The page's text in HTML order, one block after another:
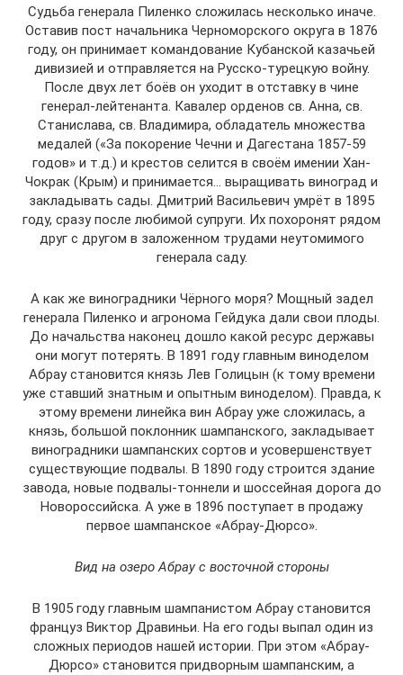
Судьба генерала Пиленко сложилась несколько иначе.
Оставив пост начальника Черноморского округа в 1876
году, он принимает командование Кубанской казачьей
дивизией и отправляется на Русско-турецкую войну.
После двух лет боёв он уходит в отставку в чине
генерал-лейтенанта. Кавалер орденов св. Анна, св.
Станислава, св. Владимира, обладатель множества
медалей («За покорение Чечни и Дагестана 1857-59
годов» и т.д.) и крестов селится в своём имении Хан-
Чокрак (Крым) и принимается… выращивать виноград и
закладывать сады. Дмитрий Васильевич умрёт в 1895
году, сразу после любимой супруги. Их похоронят рядом
друг с другом в заложенном трудами неутомимого
генерала саду.
А как же виноградники Чёрного моря? Мощный задел
генерала Пиленко и агронома Гейдука дали свои плоды.
До начальства наконец дошло какой ресурс державы
они могут потерять. В 1891 году главным виноделом
Абрау становится князь Лев Голицын (к тому времени
уже ставший знатным и опытным виноделом). Правда, к
этому времени линейка вин Абрау уже сложилась, а
князь, большой поклонник шампанского, закладывает
виноградники шампанских сортов и усовершенствует
существующие подвалы. В 1890 году строится здание
завода, новые подвалы-тоннели и шоссейная дорога до
Новороссийска. А уже в 1896 поступает в продажу
первое шампанское «Абрау-Дюрсо».
Вид на озеро Абрау с восточной стороны
В 1905 году главным шампанистом Абрау становится
француз Виктор Дравиньи. На его годы выпал один из
сложных периодов нашей истории. При этом «Абрау-
Дюрсо» становится придворным шампанским, а